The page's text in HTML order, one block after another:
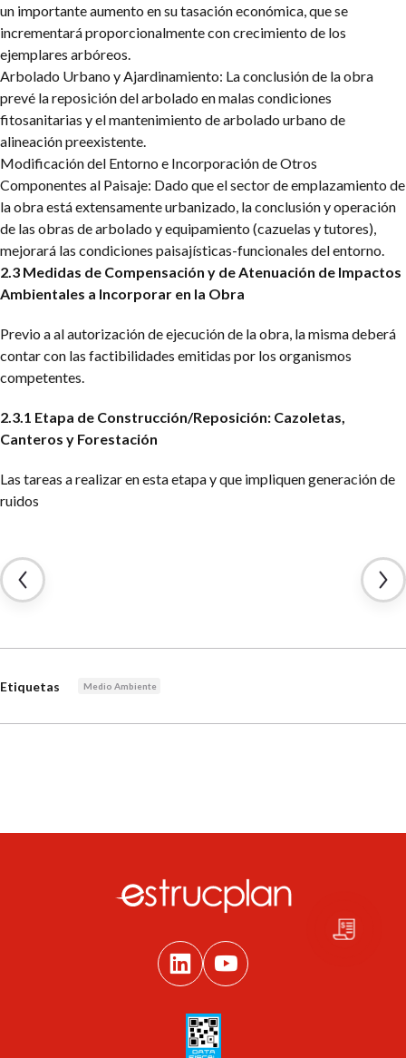
un importante aumento en su tasación económica, que se
incrementará proporcionalmente con crecimiento de los
ejemplares arbóreos.
Arbolado Urbano y Ajardinamiento: La conclusión de la obra
prevé la reposición del arbolado en malas condiciones
fitosanitarias y el mantenimiento de arbolado urbano de
alineación preexistente.
Modificación del Entorno e Incorporación de Otros
Componentes al Paisaje: Dado que el sector de emplazamiento de
la obra está extensamente urbanizado, la conclusión y operación
de las obras de arbolado y equipamiento (cazuelas y tutores),
mejorará las condiciones paisajísticas-funcionales del entorno.
2.3 Medidas de Compensación y de Atenuación de Impactos
Ambientales a Incorporar en la Obra
Previo a al autorización de ejecución de la obra, la misma deberá
contar con las factibilidades emitidas por los organismos
competentes.
2.3.1 Etapa de Construcción/Reposición: Cazoletas,
Canteros y Forestación
Las tareas a realizar en esta etapa y que impliquen generación de
ruidos
Etiquetas Medio Ambiente